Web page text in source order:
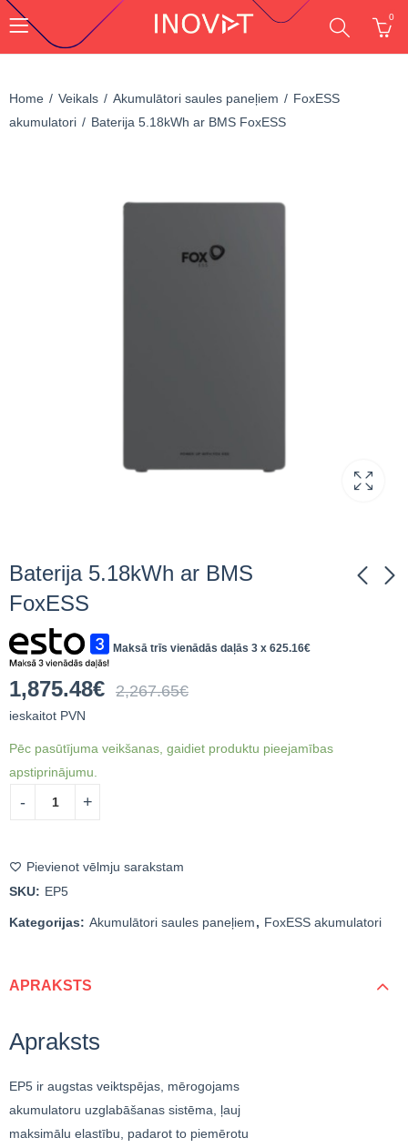
0
Home Veikals Akumulātori saules paneļiem
FoxESS
akumulatori
Baterija 5.18kWh ar BMS FoxESS
Baterija 5.18kWh ar BMS
FoxESS
FoxESS
10.3kWh FoxESS
Maksā trīs vienādās daļās 3 x 625.16€
1,875.48€ 2,267.65€
ieskaitot PVN
Pēc pasūtījuma veikšanas, gaidiet produktu pieejamības
apstiprinājumu.
Pievienot vēlmju sarakstam
SKU: EP5
Kategorijas: Akumulātori saules paneļiem, FoxESS akumulatori
APRAKSTS
Apraksts
EP5 ir augstas veiktspējas, mērogojams
akumulatoru uzglabāšanas sistēma, ļauj
maksimālu elastību, padarot to piemērotu